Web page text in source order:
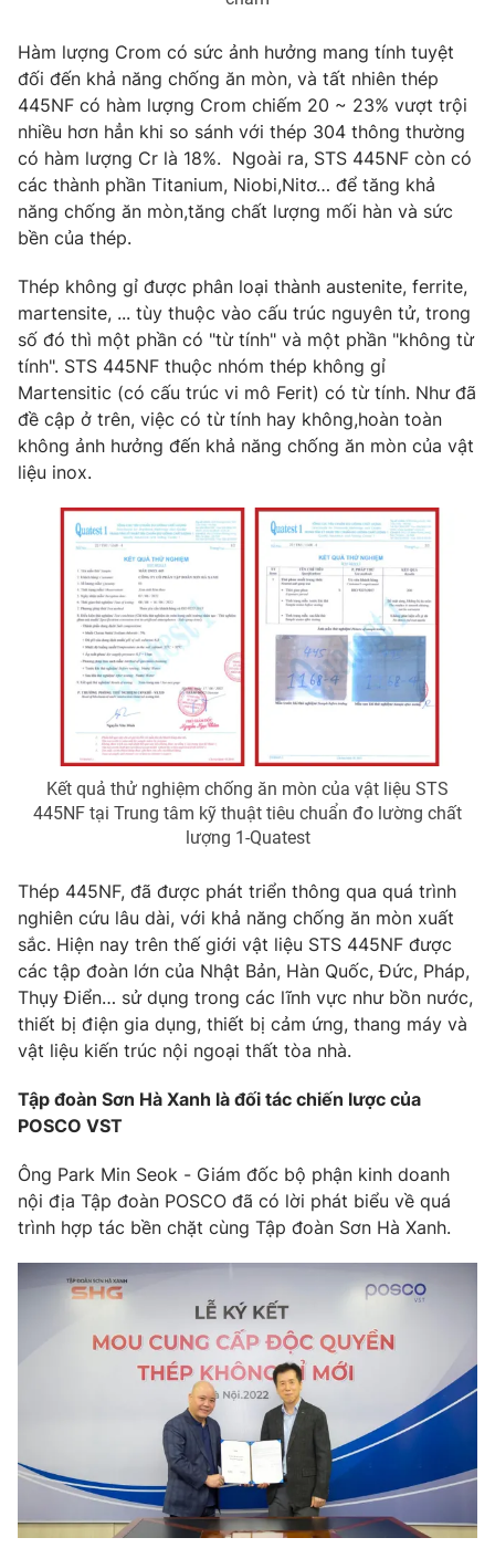
Hàm lượng Crom có sức ảnh hưởng mang tính tuyệt
đối đến khả năng chống ăn mòn, và tất nhiên thép
445NF có hàm lượng Crom chiếm 20 ~ 23% vượt trội
nhiều hơn hẳn khi so sánh với thép 304 thông thường
có hàm lượng Cr là 18%. Ngoài ra, STS 445NF còn có
các thành phần Titanium, Niobi,Nitơ… để tăng khả
năng chống ăn mòn,tăng chất lượng mối hàn và sức
bền của thép.
Thép không gỉ được phân loại thành austenite, ferrite,
martensite, ... tùy thuộc vào cấu trúc nguyên tử, trong
số đó thì một phần có "từ tính" và một phần "không từ
tính". STS 445NF thuộc nhóm thép không gỉ
Martensitic (có cấu trúc vi mô Ferit) có từ tính. Như đã
đề cập ở trên, việc có từ tính hay không,hoàn toàn
không ảnh hưởng đến khả năng chống ăn mòn của vật
liệu inox.
Kết quả thử nghiệm chống ăn mòn của vật liệu STS
445NF tại Trung tâm kỹ thuật tiêu chuẩn đo lường chất
lượng 1-Quatest
Thép 445NF, đã được phát triển thông qua quá trình
nghiên cứu lâu dài, với khả năng chống ăn mòn xuất
sắc. Hiện nay trên thế giới vật liệu STS 445NF được
các tập đoàn lớn của Nhật Bản, Hàn Quốc, Đức, Pháp,
Thụy Điển… sử dụng trong các lĩnh vực như bồn nước,
thiết bị điện gia dụng, thiết bị cảm ứng, thang máy và
vật liệu kiến trúc nội ngoại thất tòa nhà.
Tập đoàn Sơn Hà Xanh là đối tác chiến lược của
POSCO VST
Ông Park Min Seok - Giám đốc bộ phận kinh doanh
nội địa Tập đoàn POSCO đã có lời phát biểu về quá
trình hợp tác bền chặt cùng Tập đoàn Sơn Hà Xanh.